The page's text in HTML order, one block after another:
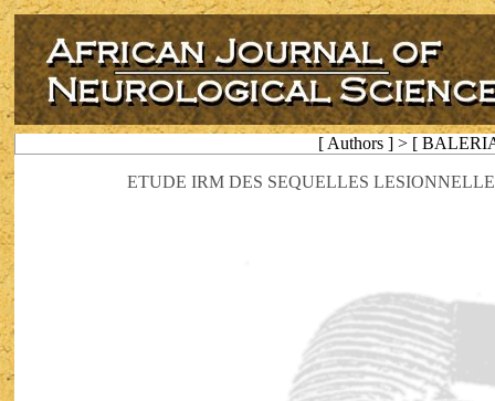
[ Authors ] > [
ETUDE IRM DES SEQUELLES